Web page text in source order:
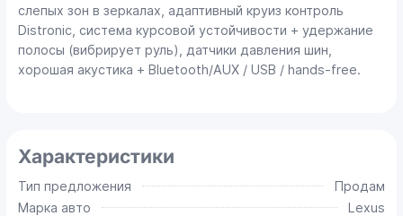
слепых зон в зеркалах, адаптивный круиз контроль
Distronic, система курсовой устойчивости + удержание
полосы (вибрирует руль), датчики давления шин,
хорошая акустика + Bluetooth/AUX / USB / hands-free.
Характеристики
Тип предложения
Продам
Марка авто
Lexus